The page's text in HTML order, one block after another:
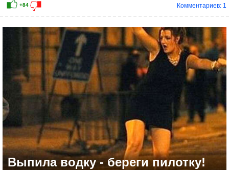
+62
Комментариев: 1
Выпила водку - береги пилотку!